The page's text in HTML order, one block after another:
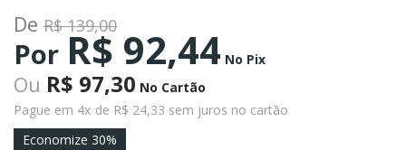
De R$ 139,00
Por R$ 92,44 No Pix
Ou R$ 97,30 No Cartão
Pague em 4x de R$ 24,33 sem juros no cartão
Economize 30%